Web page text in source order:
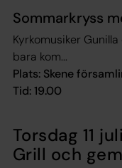
Sommarkryss
Kyrkomusiker
bara kom...
Plats: Skene
Tid: 19.00
Torsdag 11
Grill och